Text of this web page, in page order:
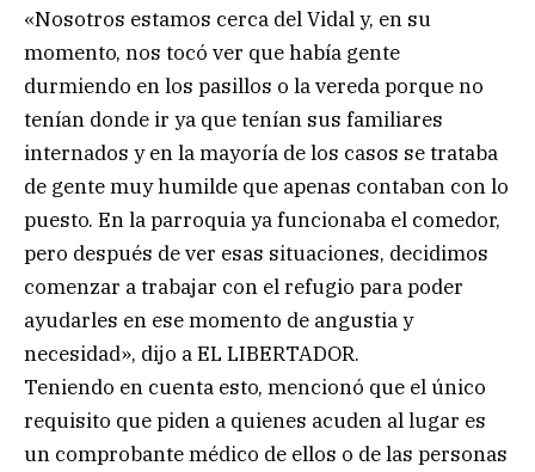
«Nosotros estamos cerca del Vidal y, en su
momento, nos tocó ver que había gente
durmiendo en los pasillos o la vereda porque no
tenían donde ir ya que tenían sus familiares
internados y en la mayoría de los casos se trataba
de gente muy humilde que apenas contaban con lo
puesto. En la parroquia ya funcionaba el comedor,
pero después de ver esas situaciones, decidimos
comenzar a trabajar con el refugio para poder
ayudarles en ese momento de angustia y
necesidad», dijo a EL LIBERTADOR.
Teniendo en cuenta esto, mencionó que el único
requisito que piden a quienes acuden al lugar es
un comprobante médico de ellos o de las personas